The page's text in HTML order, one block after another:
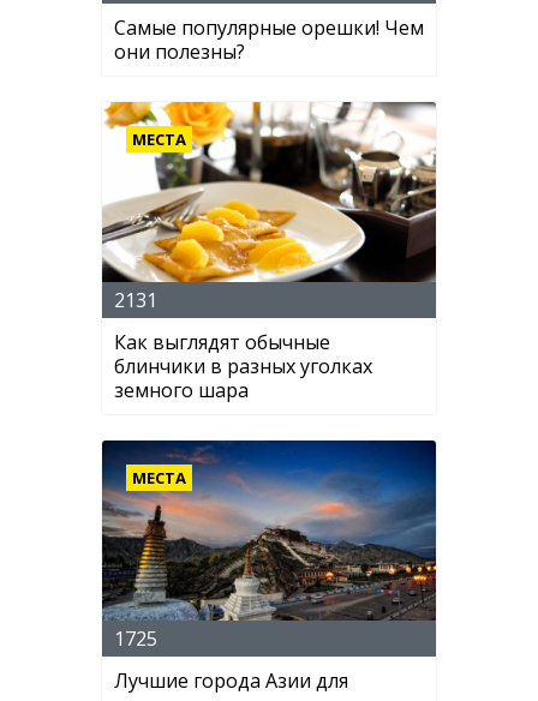
Самые популярные орешки! Чем
они полезны?
МЕСТА
2131
Как выглядят обычные
блинчики в разных уголках
земного шара
МЕСТА
1725
Лучшие города Азии для